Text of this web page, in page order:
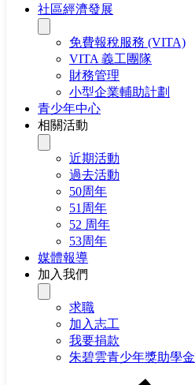
社區經濟發展
免費報稅服務 (VITA)
VITA 義工團隊
財務管理
小型企業輔助計劃
青少年中心
相關活動
近期活動
過去活動
50周年
51周年
52 周年
53周年
媒體報導
加入我們
求職
加入志工
我要捐款
朱碧雲青少年獎助學金